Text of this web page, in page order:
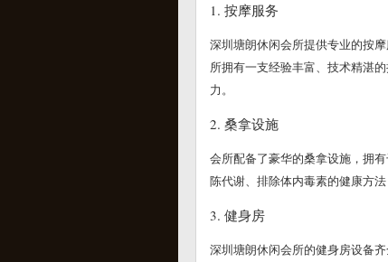
1. 按摩服务
深圳塘朗休闲会所提供专业的按
所拥有一支经验丰富、技术精湛
力。
2. 桑拿设施
会所配备了豪华的桑拿设施，拥
陈代谢、排除体内毒素的健康方
3. 健身房
深圳塘朗休闲会所的健身房设备